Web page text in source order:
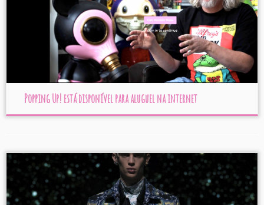
Popping Up! está disponível para aluguel na internet